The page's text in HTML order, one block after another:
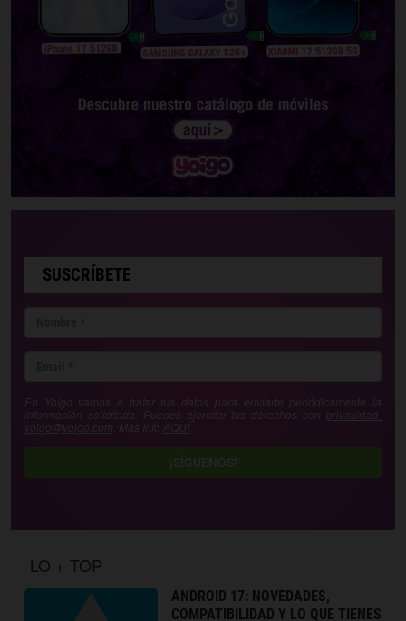
SUSCRÍBETE
En Yoigo vamos a tratar tus datos para enviarte periódicamente la
información solicitada. Puedes ejercitar tus derechos con privacidad-
yoigo@yoigo.com . Más Info AQUÍ
¡SÍGUENOS!
LO + TOP
ANDROID 17: NOVEDADES,
COMPATIBILIDAD Y LO QUE TIENES